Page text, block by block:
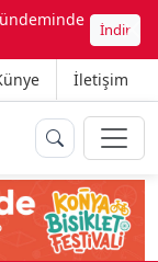
İndir
İletişim